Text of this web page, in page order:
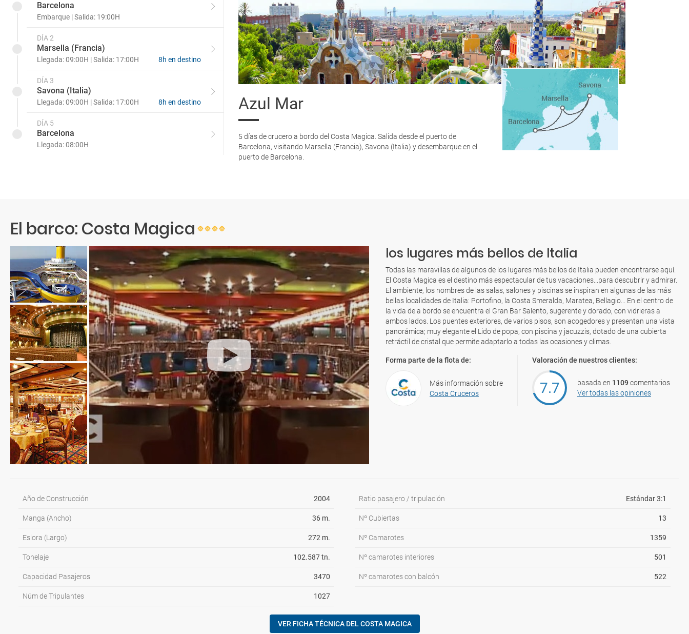
Barcelona
Embarque | Salida: 19:00H
DÍA 2
Marsella (Francia)
Llegada: 09:00H | Salida: 17:00H 8h en destino
DÍA 3
Savona (Italia)
Llegada: 09:00H | Salida: 17:00H 8h en destino
DÍA 5
Barcelona
Llegada: 08:00H
Azul Mar
5 días de crucero a bordo del Costa Magica. Salida desde el puerto de
Barcelona, visitando Marsella (Francia), Savona (Italia) y desembarque en el
puerto de Barcelona.
El barco: Costa Magica
los lugares más bellos de Italia
Todas las maravillas de algunos de los lugares más bellos de Italia pueden encontrarse aquí.
El Costa Magica es el destino más espectacular de tus vacaciones...para descubrir y admirar.
El ambiente, los nombres de las salas, salones y piscinas se inspiran en algunas de las más
bellas localidades de Italia: Portofino, la Costa Smeralda, Maratea, Bellagio... En el centro de
la vida de a bordo se encuentra el Gran Bar Salento, sugerente y dorado, con vidrieras a
ambos lados. Los puentes exteriores, de varios pisos, son acogedores y presentan una vista
panorámica; muy elegante el Lido de popa, con piscina y jacuzzis, dotado de una cubierta
retráctil de cristal que permite adaptarlo a todas las ocasiones y climas.
Forma parte de la flota de:
Más información sobre
Costa Cruceros
Valoración de nuestros clientes:
7.7 basada en 1109 comentarios
Ver todas las opiniones
Año de Construcción 2004
Manga (Ancho) 36 m.
Eslora (Largo) 272 m.
Tonelaje 102.587 tn.
Capacidad Pasajeros 3470
Núm de Tripulantes 1027
Ratio pasajero / tripulación Estándar 3:1
Nº Cubiertas 13
Nº Camarotes 1359
Nº camarotes interiores 501
Nº camarotes con balcón 522
VER FICHA TÉCNICA DEL COSTA MAGICA